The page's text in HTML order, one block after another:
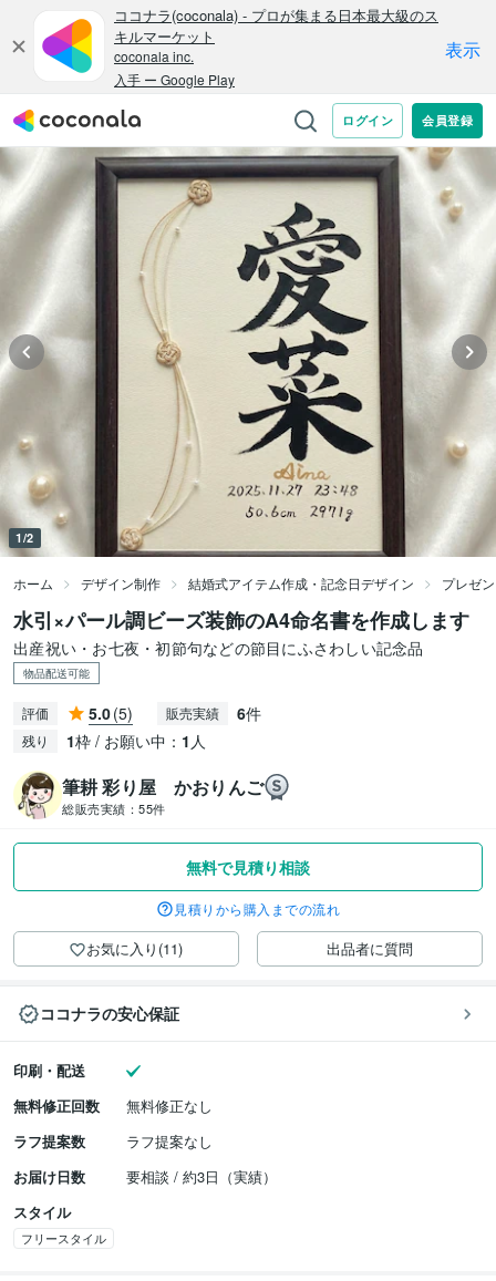
1/2
ホーム デザイン制作 結婚式アイテム作成・記念日デザイン プレゼ
水引×パール調ビーズ装飾のA4命名書を作成します
出産祝い・お七夜・初節句などの節目にふさわしい記念品
物品配送可能
評価 5.0(5) 販売実績 6件
残り 1枠 / お願い中： 1 人
筆耕 彩り屋 かおりんご
総販売実績： 55件
無料で見積り相談
見積りから購入までの流れ
お気に入り(11) 出品者に質問
ココナラの安心保証
印刷・配送
無料修正回数
無料修正なし
ラフ提案数
ラフ提案なし
お届け日数
要相談 / 約3日（実績）
スタイル
フリースタイル